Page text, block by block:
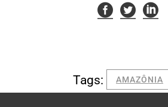
Tags: AMAZÔNIA